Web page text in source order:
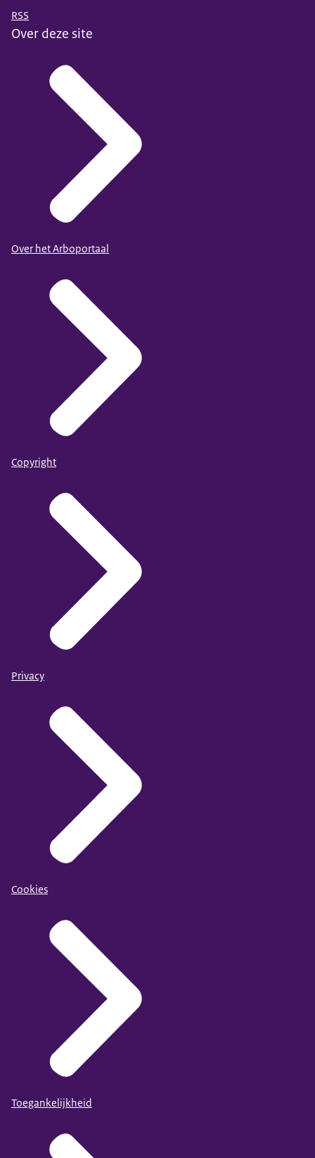
RSS
Over deze site
Over het Arboportaal
Copyright
Privacy
Cookies
Toegankelijkheid